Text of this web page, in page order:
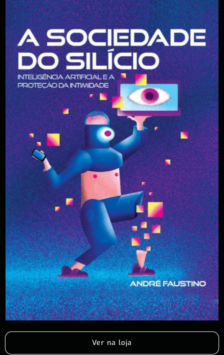
Ver na loja